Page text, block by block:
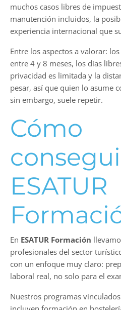
muchos casos libres de
manutención incluidos, la
experiencia internacional que
Entre los aspectos a valorar:
entre 4 y 8 meses, los días
privacidad es limitada y la
pesar, así que quien lo asume
sin embargo, suele repetir.
Cómo
ESATUR
En ESATUR Formación
profesionales del sector
con un enfoque muy claro:
laboral real, no solo para el
Nuestros programas